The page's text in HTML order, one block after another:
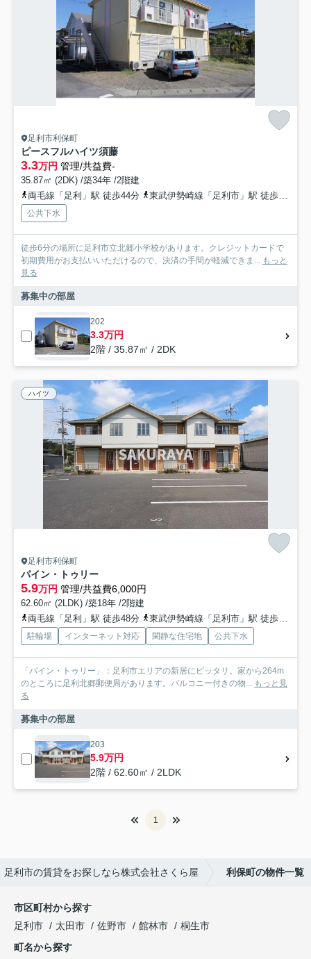
足利市利保町
ピースフルハイツ須藤
3.3万円 管理/共益費-
35.87㎡ (2DK) /築34年 /2階建
両毛線「足利」駅 徒歩44分
東武伊勢崎線「足利市」駅 徒歩55分
公共下水
徒歩6分の場所に足利市立北郷小学校があります。クレジットカードで
初期費用がお支払いいただけるので、決済の手間が軽減できま... もっと
見る
募集中の部屋
202
3.3万円
2階 / 35.87㎡ / 2DK
ハイツ
足利市利保町
パイン・トゥリー
5.9万円 管理/共益費6,000円
62.60㎡ (2LDK) /築18年 /2階建
両毛線「足利」駅 徒歩48分
東武伊勢崎線「足利市」駅 徒歩60分
駐輪場 インターネット対応 閑静な住宅地 公共下水
「パイン・トゥリー」：足利市エリアの新居にピッタリ。家から264m
のところに足利北郷郵便局があります。バルコニー付きの物... もっと見
る
募集中の部屋
203
5.9万円
2階 / 62.60㎡ / 2LDK
1
足利市の賃貸をお探しなら株式会社さくら屋 利保町の物件一覧
市区町村から探す
足利市
太田市 佐野市 館林市
桐生市
町名から探す